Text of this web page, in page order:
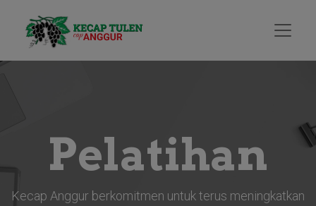
Pelatihan
Kecap Anggur berkomitmen untuk terus meningkatkan